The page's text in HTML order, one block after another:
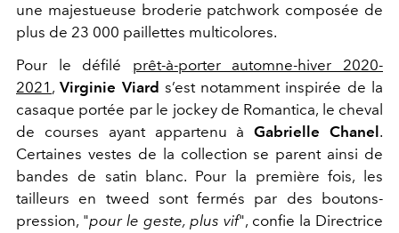
une majestueuse broderie patchwork composée de
plus de 23 000 paillettes multicolores.
Pour le défilé prêt-à-porter automne-hiver 2020-
2021 ,Virginie Viard s’est notamment inspirée de la
casaque portée par le jockey de Romantica, le cheval
de courses ayant appartenu àGabrielle Chanel .
Certaines vestes de la collection se parent ainsi de
bandes de satin blanc. Pour la première fois, les
tailleurs en tweed sont fermés par des boutons-
pression, "pour le geste, plus vif", confie la Directrice